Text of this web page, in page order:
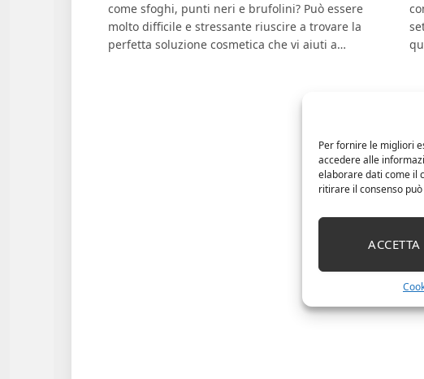
Per fornire le migliori
accedere alle
elaborare dati come il
ritirare il consenso
ACCETTA
come sfoghi, punti neri e brufolini? Può essere
molto difficile e stressante riuscire a trovare la
perfetta soluzione cosmetica che vi aiuti a…